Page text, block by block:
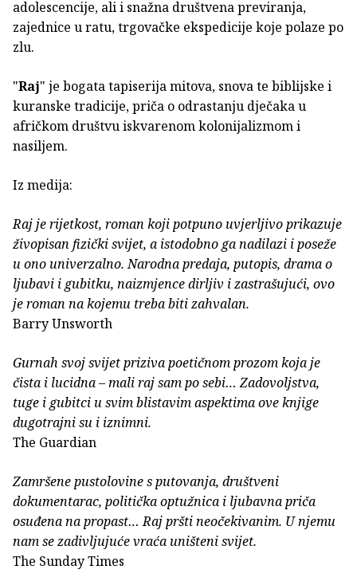
adolescencije, ali i snažna društvena previranja,
zajednice u ratu, trgovačke ekspedicije koje polaze po
zlu.
"Raj" je bogata tapiserija mitova, snova te biblijske i
kuranske tradicije, priča o odrastanju dječaka u
afričkom društvu iskvarenom kolonijalizmom i
nasiljem.
Iz medija:
Raj je rijetkost, roman koji potpuno uvjerljivo prikazuje
živopisan fizički svijet, a istodobno ga nadilazi i poseže
u ono univerzalno. Narodna predaja, putopis, drama o
ljubavi i gubitku, naizmjence dirljiv i zastrašujući, ovo
je roman na kojemu treba biti zahvalan.
Barry Unsworth
Gurnah svoj svijet priziva poetičnom prozom koja je
čista i lucidna – mali raj sam po sebi… Zadovoljstva,
tuge i gubitci u svim blistavim aspektima ove knjige
dugotrajni su i iznimni.
The Guardian
Zamršene pustolovine s putovanja, društveni
dokumentarac, politička optužnica i ljubavna priča
osuđena na propast… Raj pršti neočekivanim. U njemu
nam se zadivljujuće vraća uništeni svijet.
The Sunday Times